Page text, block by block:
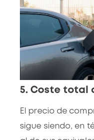
5. Coste total
El precio de
sigue siendo, en